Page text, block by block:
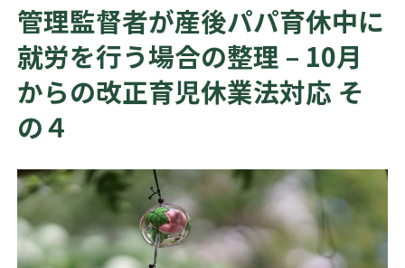
管理監督者が産後パパ育休中に
就労を行う場合の整理 – 10月
からの改正育児休業法対応 そ
の４